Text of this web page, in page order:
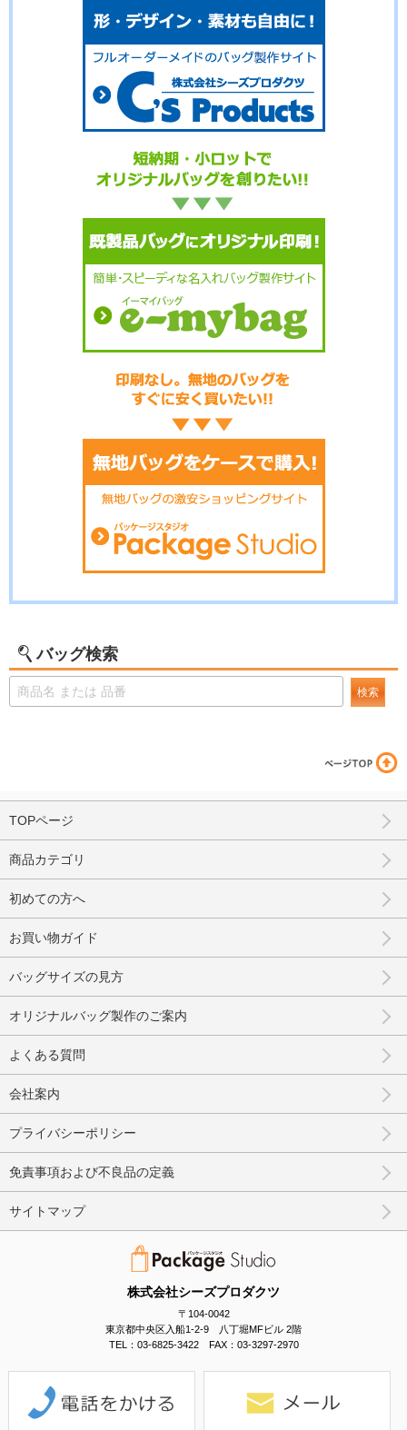
バッグ検索
検索
株式会社シーズプロダクツ
〒104-0042
東京都中央区入船1-2-9 八丁堀MFビル 2階
TEL：03-6825-3422 FAX：03-3297-2970
TOPページ
商品カテゴリ
初めての方へ
お買い物ガイド
バッグサイズの見方
オリジナルバッグ製作のご案内
よくある質問
会社案内
プライバシーポリシー
免責事項および不良品の定義
サイトマップ